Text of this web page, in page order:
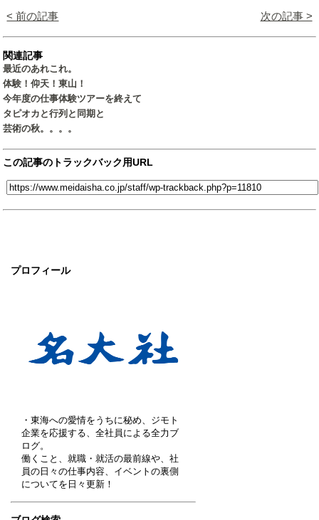
プロフィール
・東海への愛情をうちに秘め、ジモト
企業を応援する、全社員による全力ブ
ログ。
働くこと、就職・就活の最前線や、社
員の日々の仕事内容、イベントの裏側
についてを日々更新！
< 前の記事 次の記事 >
関連記事
最近のあれこれ。
体験！仰天！東山！
今年度の仕事体験ツアーを終えて
タピオカと行列と同期と
芸術の秋。。。。
この記事のトラックバック用URL